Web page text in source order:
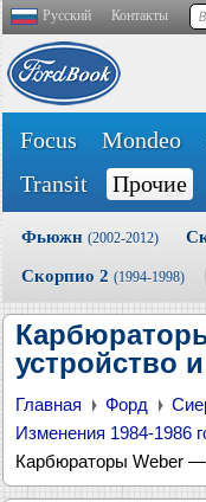
Русский Контакты
Focus Mondeo
Transit
Прочие
Фьюжн (2002-2012)
Скорпио 2 (1994-1998)
устройство
Главная Форд
Изменения 1984-1986
Карбюраторы Weber —